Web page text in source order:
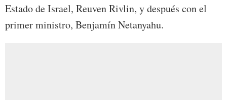
Estado de Israel, Reuven Rivlin, y después con el
primer ministro, Benjamín Netanyahu.